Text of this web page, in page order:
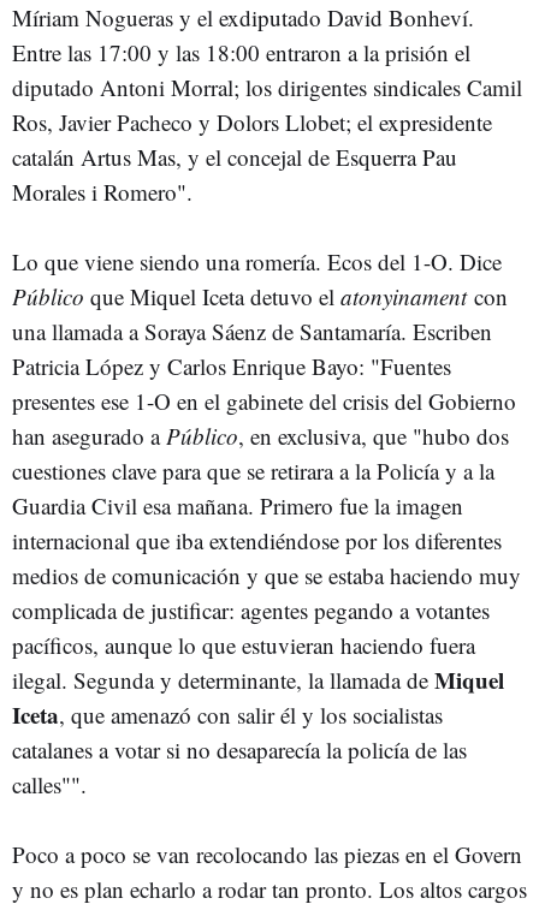
Míriam Nogueras y el exdiputado David Bonheví.
Entre las 17:00 y las 18:00 entraron a la prisión el
diputado Antoni Morral; los dirigentes sindicales Camil
Ros, Javier Pacheco y Dolors Llobet; el expresidente
catalán Artus Mas, y el concejal de Esquerra Pau
Morales i Romero".
Lo que viene siendo una romería. Ecos del 1-O. Dice
Público que Miquel Iceta detuvo el atonyinamentcon
una llamada a Soraya Sáenz de Santamaría. Escriben
Patricia López y Carlos Enrique Bayo: "Fuentes
presentes ese 1-O en el gabinete del crisis del Gobierno
han asegurado a Público, en exclusiva, que "hubo dos
cuestiones clave para que se retirara a la Policía y a la
Guardia Civil esa mañana. Primero fue la imagen
internacional que iba extendiéndose por los diferentes
medios de comunicación y que se estaba haciendo muy
complicada de justificar: agentes pegando a votantes
pacíficos, aunque lo que estuvieran haciendo fuera
ilegal. Segunda y determinante, la llamada de Miquel
Iceta, que amenazó con salir él y los socialistas
catalanes a votar si no desaparecía la policía de las
calles"".
Poco a poco se van recolocando las piezas en el Govern
y no es plan echarlo a rodar tan pronto. Los altos cargos